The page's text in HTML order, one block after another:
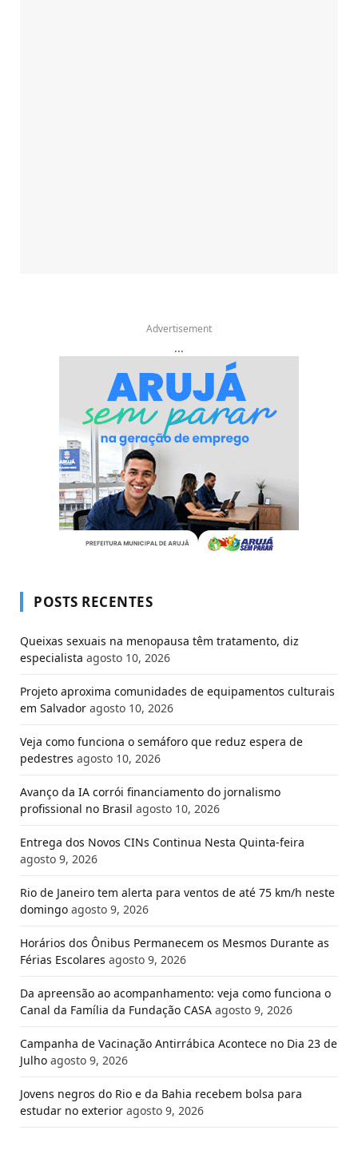
Advertisement
...
POSTS RECENTES
Queixas sexuais na menopausa têm tratamento, diz
especialista agosto 10, 2026
Projeto aproxima comunidades de equipamentos culturais
em Salvador agosto 10, 2026
Veja como funciona o semáforo que reduz espera de
pedestres agosto 10, 2026
Avanço da IA corrói financiamento do jornalismo
profissional no Brasil agosto 10, 2026
Entrega dos Novos CINs Continua Nesta Quinta-feira
agosto 9, 2026
Rio de Janeiro tem alerta para ventos de até 75 km/h neste
domingo agosto 9, 2026
Horários dos Ônibus Permanecem os Mesmos Durante as
Férias Escolares agosto 9, 2026
Da apreensão ao acompanhamento: veja como funciona o
Canal da Família da Fundação CASA agosto 9, 2026
Campanha de Vacinação Antirrábica Acontece no Dia 23 de
Julho agosto 9, 2026
Jovens negros do Rio e da Bahia recebem bolsa para
estudar no exterior agosto 9, 2026